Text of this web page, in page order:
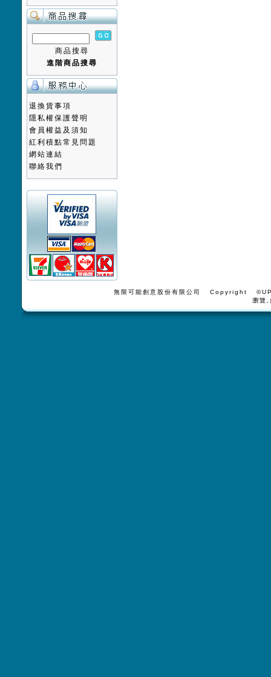
商品搜尋
進階商品搜尋
退換貨事項
隱私權保護聲明
會員權益及須知
紅利積點常見問題
網站連結
聯絡我們
無限可能創意股份有限公司 Copyright
瀏